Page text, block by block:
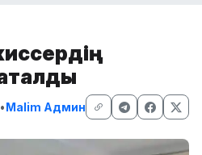
•Malim Админ